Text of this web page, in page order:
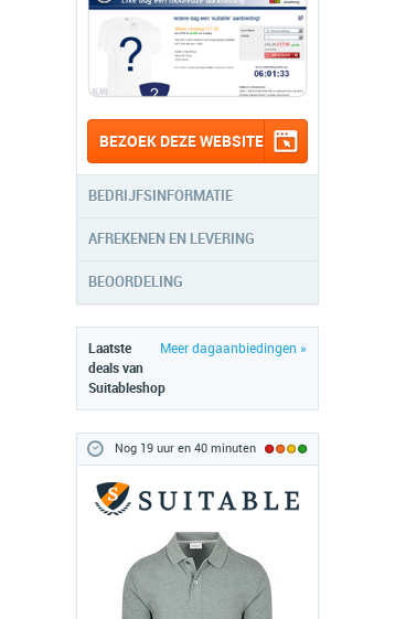
BEZOEK DEZE WEBSITE
BEDRIJFSINFORMATIE
AFREKENEN EN LEVERING
BEOORDELING
Meer dagaanbiedingen »
Laatste
deals van
Suitableshop
Nog 19 uur en 40 minuten